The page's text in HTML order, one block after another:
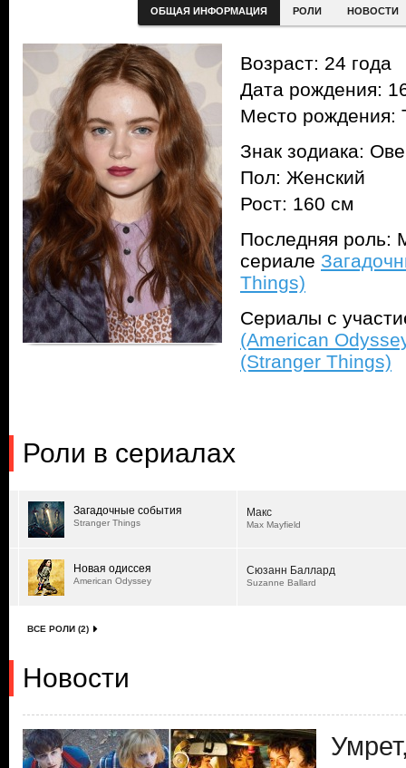
ОБЩАЯ ИНФОРМАЦИЯ РОЛИ НОВОСТИ
Возраст: 24 года
Дата рождения:
Место
Знак зодиака:
Пол: Женский
Рост: 160 см
Последняя роль:
сериале
Things)
Сериалы с
(American
(Stranger Things)
Роли в сериалах
Загадочные события
Stranger Things
Макс
Max Mayfield
Новая одиссея
American Odyssey
Сюзанн Баллард
Suzanne Ballard
ВСЕ РОЛИ (2)
Новости